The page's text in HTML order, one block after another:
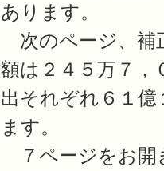
あります。
次のページ、補
額は２４５万７，
出それぞれ６１
ます。
７ページをお開